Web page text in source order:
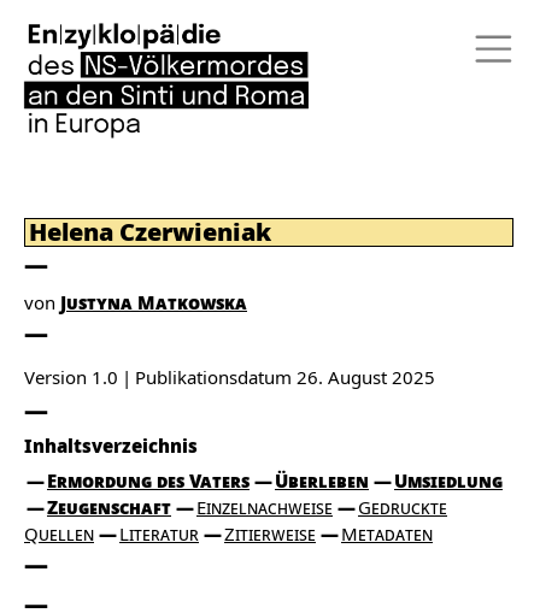
Helena Czerwieniak
von Justyna Matkowska
Version 1.0 Publikationsdatum 26. August 2025
Inhaltsverzeichnis
Ermordung des Vaters
Überleben
Umsiedlung
Zeugenschaft
Einzelnachweise
Gedruckte
Quellen
Literatur Zitierweise Metadaten